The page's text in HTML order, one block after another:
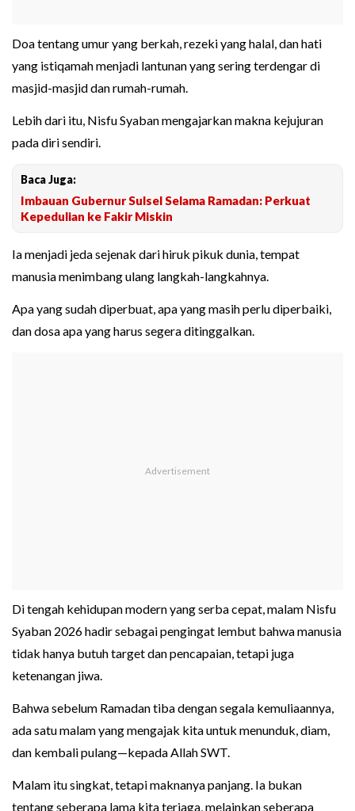
Doa tentang umur yang berkah, rezeki yang halal, dan hati
yang istiqamah menjadi lantunan yang sering terdengar di
masjid-masjid dan rumah-rumah.
Lebih dari itu, Nisfu Syaban mengajarkan makna kejujuran
pada diri sendiri.
Baca Juga:
Imbauan Gubernur Sulsel Selama Ramadan: Perkuat
Kepedulian ke Fakir Miskin
Ia menjadi jeda sejenak dari hiruk pikuk dunia, tempat
manusia menimbang ulang langkah-langkahnya.
Apa yang sudah diperbuat, apa yang masih perlu diperbaiki,
dan dosa apa yang harus segera ditinggalkan.
Di tengah kehidupan modern yang serba cepat, malam Nisfu
Syaban 2026 hadir sebagai pengingat lembut bahwa manusia
tidak hanya butuh target dan pencapaian, tetapi juga
ketenangan jiwa.
Bahwa sebelum Ramadan tiba dengan segala kemuliaannya,
ada satu malam yang mengajak kita untuk menunduk, diam,
dan kembali pulang—kepada Allah SWT.
Malam itu singkat, tetapi maknanya panjang. Ia bukan
tentang seberapa lama kita terjaga, melainkan seberapa